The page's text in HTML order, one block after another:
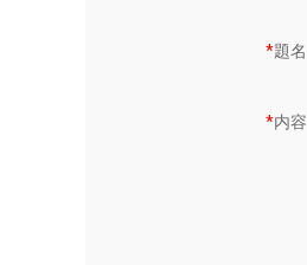
*題名
*内容